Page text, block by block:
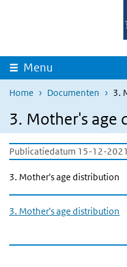
Overslaan en naar de inhoud
Menu
Home Documenten 3.
3. Mother's age
Publicatiedatum 15-12-
3. Mother's age distribution
3. Mother's age distribution